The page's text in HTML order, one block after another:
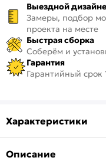
Выездной
Замеры, подбор
проекта на месте
Быстрая сборка
Соберём и
Гарантия
Гарантийный срок
Характеристики
Описание